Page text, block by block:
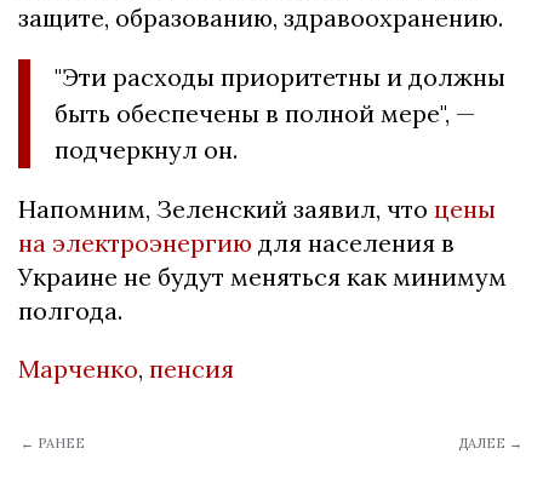
защите, образованию, здравоохранению.
"Эти расходы приоритетны и должны
быть обеспечены в полной мере", —
подчеркнул он.
Напомним, Зеленский заявил, что цены
на электроэнергию для населения в
Украине не будут меняться как минимум
полгода.
Марченко, пенсия
← РАНЕЕ ДАЛЕЕ →